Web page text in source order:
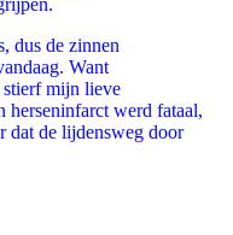
dus de zinnen
Want
stierf mijn lieve
herseninfarct werd fataal,
dat de lijdensweg door